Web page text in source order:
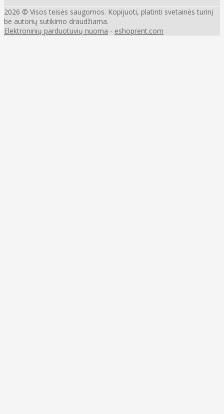
2026 © Visos teisės saugomos. Kopijuoti, platinti svetainės turinį
be autorių sutikimo draudžiama.
Elektroninių parduotuvių nuoma - eshoprent.com